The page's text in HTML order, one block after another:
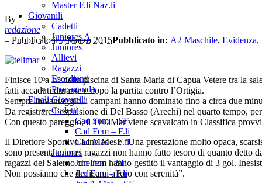
Master F.li Naz.li
Giovanili
Cadetti
Juniores A
Juniores
Allievi
Ragazzi
Esordienti
Propaganda
Finali Giovanili
Cadetti
Cad Fem – SF
Cad Fem – F.li
Cad Mas – F.li
Juniores
Jun Fem – SF
Jun Fem – F.li
By
redazione
– Pubblicato il 7 Marzo 2015Pubblicato in: A2 Maschile, Evidenza,
Finisce 10 a 10 nella piscina di Santa Maria di Capua Vetere tra la
fatti accaduti durante e dopo la partita contro l’Ortigia.
Sempre in vantaggio, i campani hanno dominato fino a circa due
Da registrare l’espulsione di Del Basso (Arechi) nel quarto tempo,
Con questo pareggio, il TeLiMar viene scavalcato in Classifica
Il Direttore Sportivo Lino Mesi: “Una prestazione molto opaca,
sono presentate, ma i ragazzi non hanno fatto tesoro di quanto detto
ragazzi del Salerno che non hanno gestito il vantaggio di 3 gol.
Non possiamo che dedicarci a loro con serenità”.